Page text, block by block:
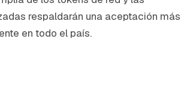
respaldarán una aceptación más
en todo el país.